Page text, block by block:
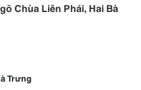
Chùa Liên Phái, Hai Bà
Trưng